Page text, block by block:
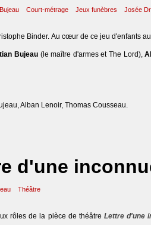
Court-métrage Jeux funèbres Josée
Binder. Au cœur de ce jeu d'enfants
Bujeau (le maître d'armes et The Lord),
Alban Lenoir, Thomas Cousseau.
d'une
Théâtre
rôles de la pièce de théâtre Lettre d'une